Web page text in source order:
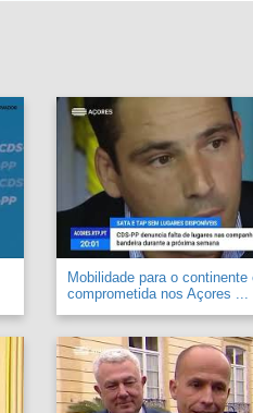
Mobilidade para o continente
comprometida nos Açores ...